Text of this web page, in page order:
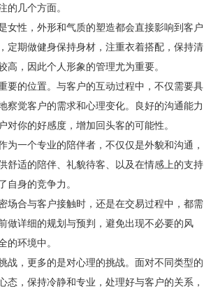
的几个方面。
女性，外形和气质的塑造都会直接影响到客户
定期做健身保持身材，注重衣着搭配，保持清
，因此个人形象的管理尤为重要。
要的位置。与客户的互动过程中，不仅需要具
察觉客户的需求和心理变化。良好的沟通能力
你的好感度，增加回头客的可能性。
一个专业的陪伴者，不仅仅是外貌和沟通，
舒适的陪伴、礼貌待客、以及在情感上的支持
自身的竞争力。
场合与客户接触时，还是在交易过程中，都需
做详细的规划与预判，避免出现不必要的风
的环境中。
战，更多的是对心理的挑战。面对不同类型的
，保持冷静和专业，处理好与客户的关系，